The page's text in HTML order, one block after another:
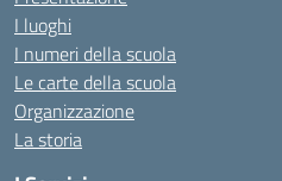
I luoghi
I numeri della scuola
Le carte della scuola
Organizzazione
La storia